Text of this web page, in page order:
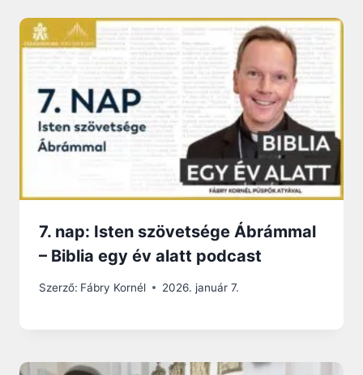
7. nap: Isten szövetsége Ábrámmal
– Biblia egy év alatt podcast
Szerző: Fábry Kornél 2026. január 7.